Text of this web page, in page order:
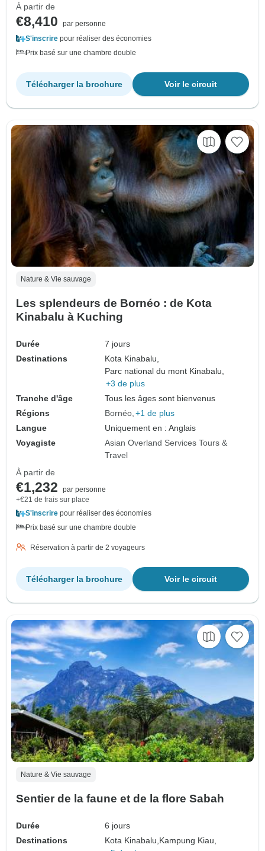
À partir de
€8,410
par personne
S'inscrire pour réaliser des économies
Prix basé sur une chambre double
Voir le circuit
Télécharger la brochure
Nature & Vie sauvage
Les splendeurs de Bornéo : de Kota
Kinabalu à Kuching
Durée
7 jours
Destinations
Kota Kinabalu,
Parc national du mont Kinabalu,
+3 de plus
Tranche d'âge
Tous les âges sont bienvenus
Régions
Bornéo +1 de plus
Langue
Uniquement en : Anglais
Voyagiste
Asian Overland Services Tours &
Travel
À partir de
€1,232
par personne
+€21 de frais sur place
S'inscrire pour réaliser des économies
Prix basé sur une chambre double
Réservation à partir de 2 voyageurs
Voir le circuit
Télécharger la brochure
Nature & Vie sauvage
Sentier de la faune et de la flore Sabah
Durée
6 jours
Destinations
Kota Kinabalu, Kampung Kiau,